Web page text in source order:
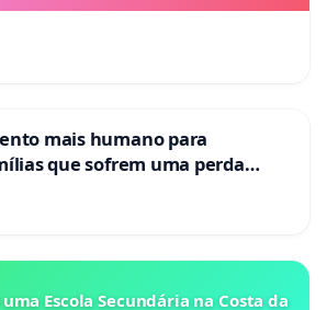
mais humano para
que sofrem uma perda
hospitais portugueses
Escola Secundária na Costa da